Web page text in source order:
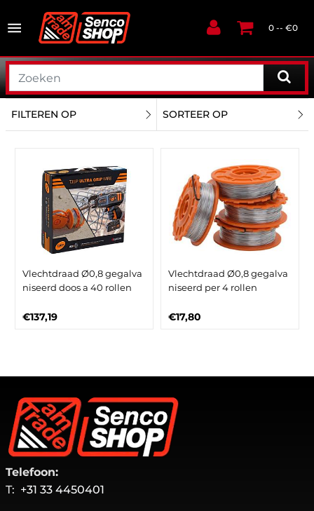
0 -- €0
FILTEREN OP SORTEER OP
Vlechtdraad Ø0,8 gegalva
niseerd doos a 40 rollen
€137,19
Vlechtdraad Ø0,8 gegalva
niseerd per 4 rollen
€17,80
Telefoon:
T: +31 33 4450401